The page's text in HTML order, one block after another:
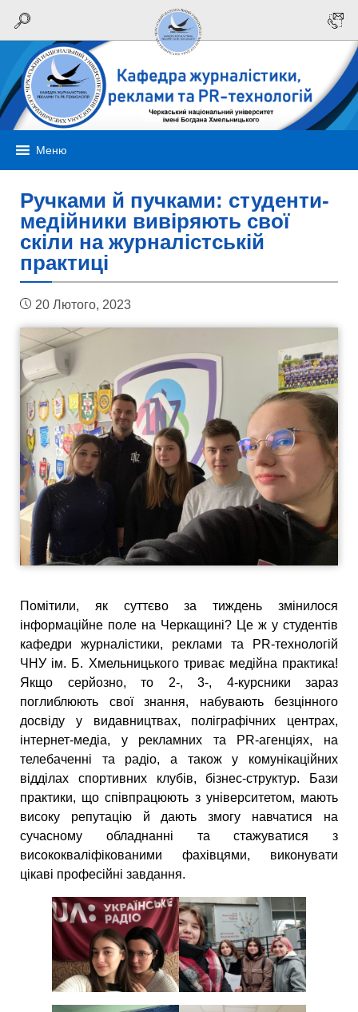
Меню
Ручками й пучками: студенти-
медійники вивіряють свої
скіли на журналістській
практиці
20 Лютого, 2023
Помітили, як суттєво за тиждень змінилося
інформаційне поле на Черкащині? Це ж у студентів
кафедри журналістики, реклами та PR-технологій
ЧНУ ім. Б. Хмельницького триває медійна практика!
Якщо серйозно, то 2-, 3-, 4-курсники зараз
поглиблюють свої знання, набувають безцінного
досвіду у видавництвах, поліграфічних центрах,
інтернет-медіа, у рекламних та PR-агенціях, на
телебаченні та радіо, а також у комунікаційних
відділах спортивних клубів, бізнес-структур. Бази
практики, що співпрацюють з університетом, мають
високу репутацію й дають змогу навчатися на
сучасному обладнанні та стажуватися з
висококваліфікованими фахівцями, виконувати
цікаві професійні завдання.